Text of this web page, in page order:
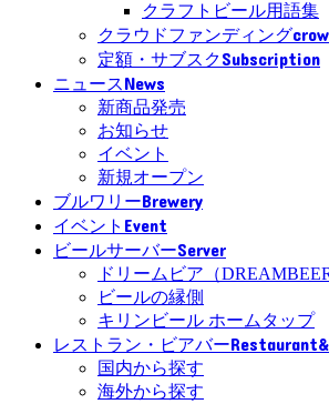
クラフトビール用語集
クラウドファンディング
定額・サブスクSubscription
ニュースNews
新商品発売
お知らせ
イベント
新規オープン
ブルワリーBrewery
イベント Event
ビールサーバーServer
ドリームビア（DREAMBEER
ビールの縁側
キリンビール ホームタップ
レストラン・ビアバー
国内から探す
海外から探す